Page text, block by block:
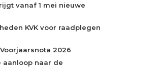
vanaf 1 mei nieuwe
KVK voor raadplegen
2026
aanloop naar de